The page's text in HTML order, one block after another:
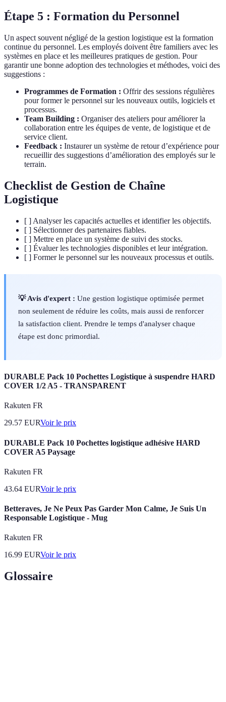
Étape 5 : Formation du Personnel
Un aspect souvent négligé de la gestion logistique est la formation
continue du personnel. Les employés doivent être familiers avec les
systèmes en place et les meilleures pratiques de gestion. Pour
garantir une bonne adoption des technologies et méthodes, voici des
suggestions :
Programmes de Formation : Offrir des sessions régulières
pour former le personnel sur les nouveaux outils, logiciels et
processus.
Team Building : Organiser des ateliers pour améliorer la
collaboration entre les équipes de vente, de logistique et de
service client.
Feedback : Instaurer un système de retour d’expérience pour
recueillir des suggestions d’amélioration des employés sur le
terrain.
Checklist de Gestion de Chaîne
Logistique
[ ] Analyser les capacités actuelles et identifier les objectifs.
[ ] Sélectionner des partenaires fiables.
[ ] Mettre en place un système de suivi des stocks.
[ ] Évaluer les technologies disponibles et leur intégration.
[ ] Former le personnel sur les nouveaux processus et outils.
💡 Avis d'expert : Une gestion logistique optimisée permet
non seulement de réduire les coûts, mais aussi de renforcer
la satisfaction client. Prendre le temps d'analyser chaque
étape est donc primordial.
DURABLE Pack 10 Pochettes Logistique à suspendre HARD
COVER 1/2 A5 - TRANSPARENT
Rakuten FR
29.57 EURVoir le prix
DURABLE Pack 10 Pochettes logistique adhésive HARD
COVER A5 Paysage
Rakuten FR
43.64 EURVoir le prix
Betteraves, Je Ne Peux Pas Garder Mon Calme, Je Suis Un
Responsable Logistique - Mug
Rakuten FR
16.99 EURVoir le prix
Glossaire